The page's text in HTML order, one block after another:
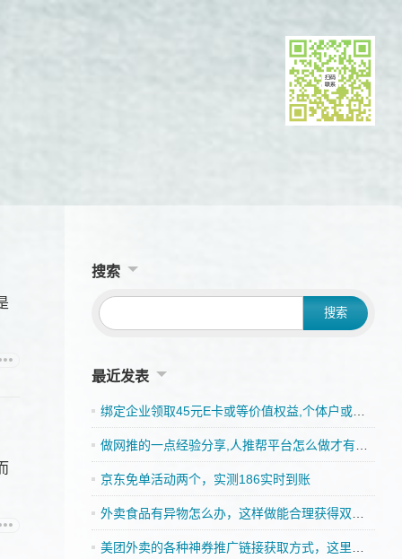
搜索
最近发表
绑定企业领取45元E卡或等价值权益,个体户或者企业皆可
做网推的一点经验分享,人推帮平台怎么做才有收入
京东免单活动两个，实测186实时到账
外卖食品有异物怎么办，这样做能合理获得双重赔偿
美团外卖的各种神券推广链接获取方式，这里都可以找到